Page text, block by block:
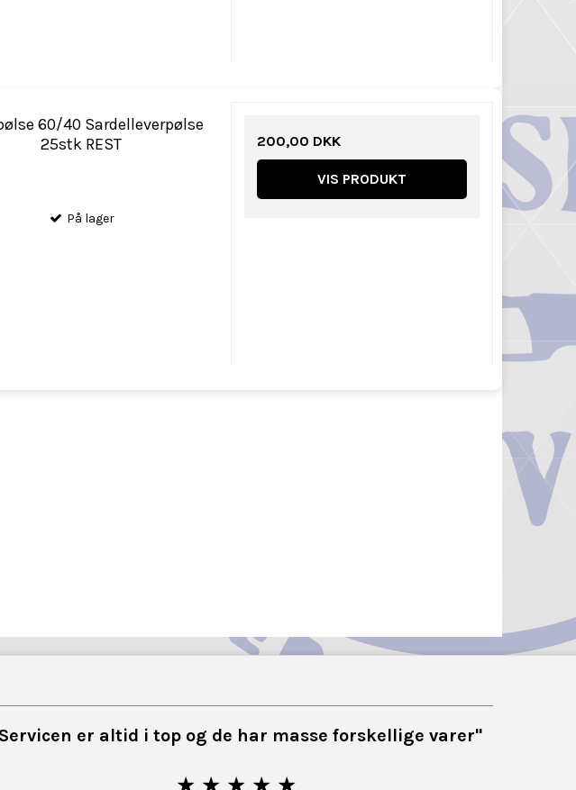
60/40 Sardelleverpølse
25stk REST
På lager
200,00 DKK
VIS PRODUKT
er altid i top og de har masse forskellige varer"